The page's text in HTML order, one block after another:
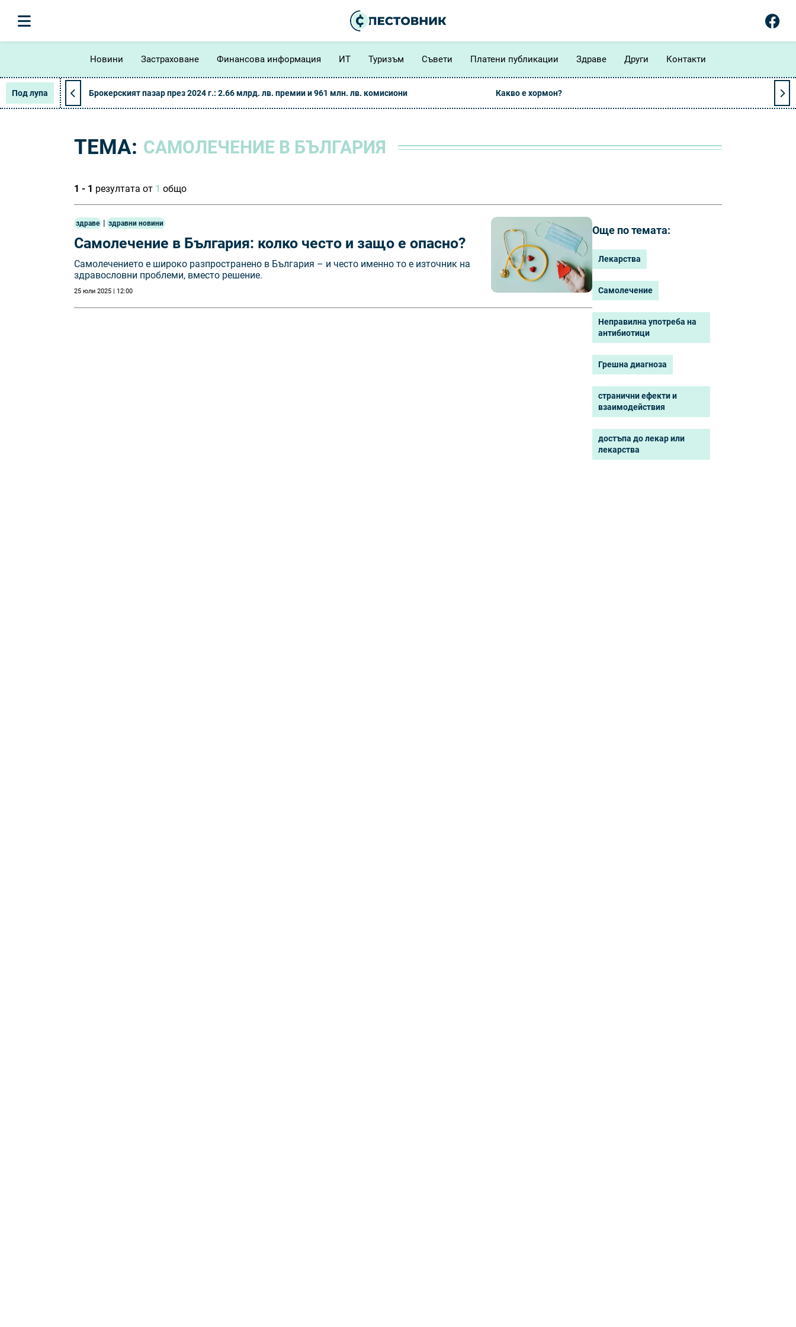
Новини Застраховане Финансова информация ИТ Туризъм Съвети Платени публикации Здраве Други Контакти
Под лупа Брокерският пазар през 2024 г.: 2.66 млрд. лв. премии и 961 млн. лв. комисиони Какво е хормон?
ТЕМА: САМОЛЕЧEНИЕ В БЪЛГАРИЯ
1 - 1 резултата от 1 общо
здраве | здравни новини
Самолечeние в България: колко често и защо е опасно?
Самолечението е широко разпространено в България – и често именно то е източник на
здравословни проблеми, вместо решение.
25 юли 2025 | 12:00
Още по темата:
Лекарства
Самолечeние
Неправилна употреба на
антибиотици
Грешна диагноза
странични ефекти и
взаимодействия
достъпа до лекар или
лекарства